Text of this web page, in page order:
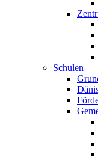
Schulen